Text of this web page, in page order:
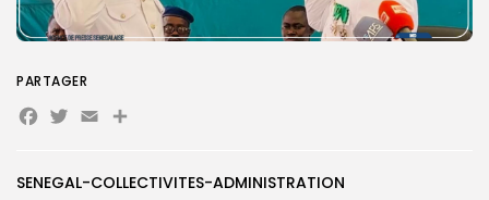
for:
SENEGAL-COLLECTIVITES-ADMINISTRATION
PARTAGER
Facebook
Twitter
EmailPartager